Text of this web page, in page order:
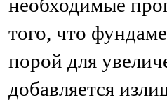
необходимые
того, что
порой для
добавляется